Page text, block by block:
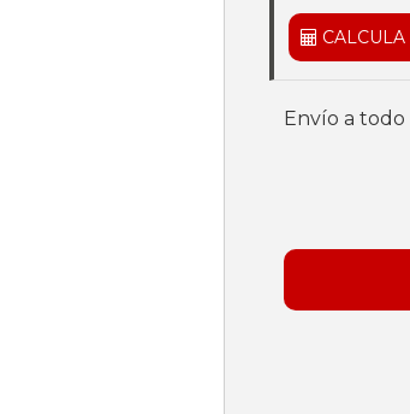
CALCULA
Envío a todo